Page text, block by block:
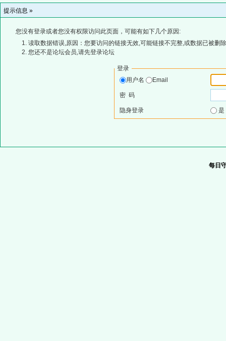
提示信息 »
您没有登录或者您没有权限访问此页面，可能有如下几个原因:
读取数据错误,原因：您要访问的链接无效,可能链接不完整,或数据已被删
您还不是论坛会员,请先登录论坛
登录
用户名
Email
密 码
隐身登录
每日